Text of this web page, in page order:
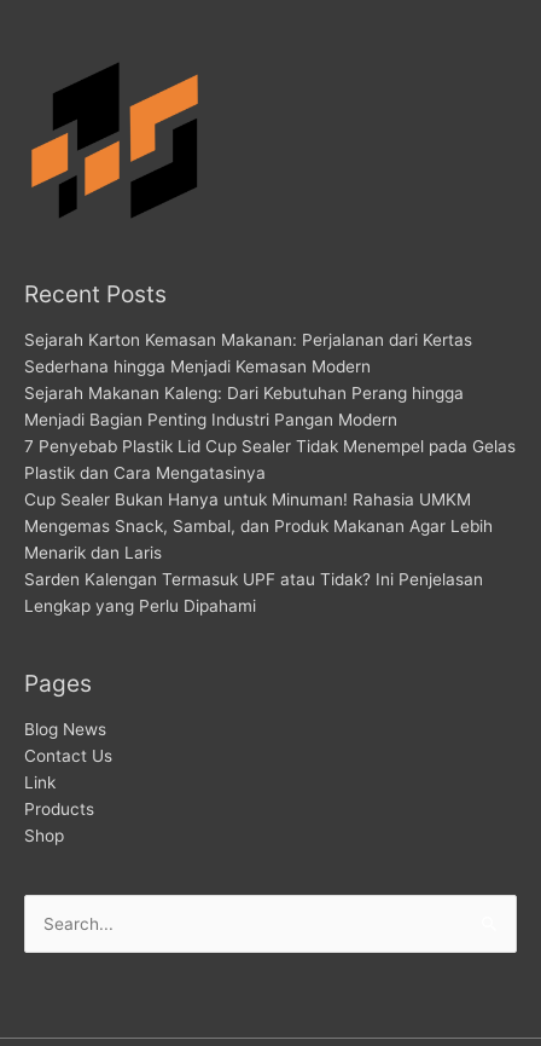
Recent Posts
Sejarah Karton Kemasan Makanan: Perjalanan dari Kertas
Sederhana hingga Menjadi Kemasan Modern
Sejarah Makanan Kaleng: Dari Kebutuhan Perang hingga
Menjadi Bagian Penting Industri Pangan Modern
7 Penyebab Plastik Lid Cup Sealer Tidak Menempel pada Gelas
Plastik dan Cara Mengatasinya
Cup Sealer Bukan Hanya untuk Minuman! Rahasia UMKM
Mengemas Snack, Sambal, dan Produk Makanan Agar Lebih
Menarik dan Laris
Sarden Kalengan Termasuk UPF atau Tidak? Ini Penjelasan
Lengkap yang Perlu Dipahami
Pages
Blog News
Contact Us
Link
Products
Shop